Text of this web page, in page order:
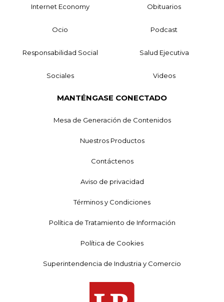
Internet Economy Obituarios
Ocio Podcast
Responsabilidad Social Salud Ejecutiva
Sociales Videos
MANTÉNGASE CONECTADO
Mesa de Generación de Contenidos
Nuestros Productos
Contáctenos
Aviso de privacidad
Términos y Condiciones
Política de Tratamiento de Información
Política de Cookies
Superintendencia de Industria y Comercio